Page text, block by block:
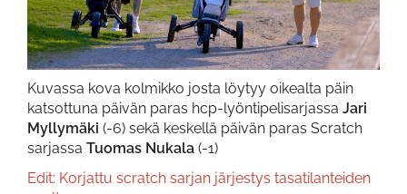
Kuvassa kova kolmikko josta löytyy oikealta päin
katsottuna päivän paras hcp-lyöntipelisarjassa Jari
Myllymäki ​​​​​​​ (-6) sekä keskellä päivän paras Scratch
sarjassa Tuomas Nukala (-1)
Edit: Korjattu scratch sarjan järjestys tasatilanteiden